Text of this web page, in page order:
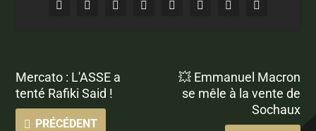
Mercato : L'ASSE a
tenté Rafiki Said !
PRÉCÉDENT
💥 Emmanuel Macron
se mêle à la vente de
Sochaux